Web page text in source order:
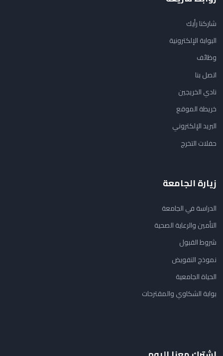
شاركنا رأيك
البوابة الإلكترونية
وظائف
اتصل بنا
نادي الخريجين
خريطة الموقع
البريد الإلكتروني
حفلات التخرج
زيارة الجامعة
الدراسة في الجامعة
التأمين والرعاية الصحية
شروط القبول
نموذج التفويض
الحياة الجامعية
بوابة الشكاوي والمقترحات